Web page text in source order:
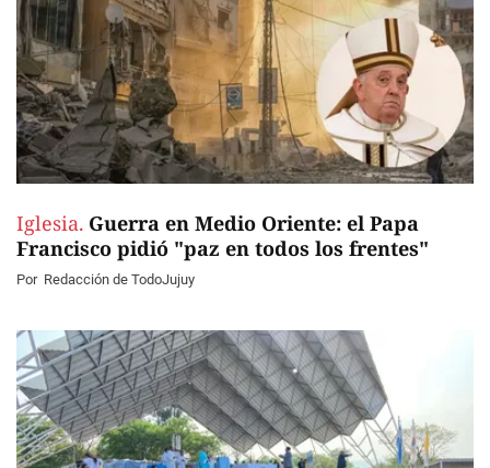
Iglesia. Guerra en Medio Oriente: el Papa
Francisco pidió "paz en todos los frentes"
Por Redacción de TodoJujuy